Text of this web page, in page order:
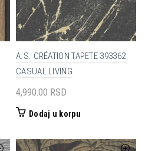
A.S. CRÉATION TAPETE 393362
CASUAL LIVING
4,990.00 RSD
Dodaj u korpu